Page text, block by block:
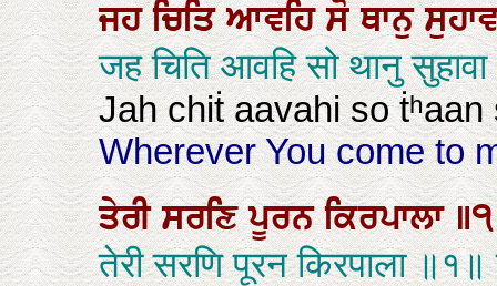
ਜਹਚਿਤਿਆਵਹਿਸੋਥਾਨੁ
जह चिति आवहि सो थानु
Jah chiṫ aavahi so ṫʰaan
Wherever You come to
ਤੇਰੀਸਰਣਿਪੂਰਨਕਿਰਪਾਲਾ
तेरी सरणि पूरन किरपाला ॥१॥